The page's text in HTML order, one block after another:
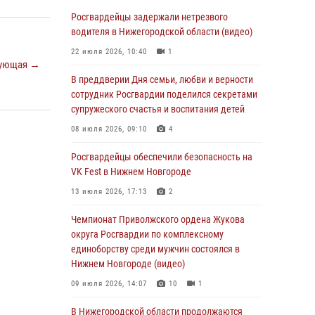
→
Росгвардии «по горячим следам» задержали
правонарушителя за стрельбу
17 июля 2026, 05:17
В Нижегородской области продолжаются
мероприятия в рамках всероссийской
ведомственной акции «Каникулы с
Росгвардейцы обеспечили безопасность на
VK Fest в Нижнем Новгороде
Нижегородские росгвардейцы за
прошедшую неделю выезжали более 750 раз
по сигналу «тревога»
13 июля 2026, 06:45
Росгвардейцы предотвратили серию краж в
Росгвардейцы задержали нетрезвого
водителя в Нижегородской области (видео)
22 июля 2026, 10:40 1
В преддверии Дня семьи, любви и верности
сотрудник Росгвардии поделился секретами
супружеского счастья и воспитания детей
08 июля 2026, 09:10 4
Росгвардейцы обеспечили безопасность на
VK Fest в Нижнем Новгороде
13 июля 2026, 17:13 2
Чемпионат Приволжского ордена Жукова
округа Росгвардии по комплексному
единоборству среди мужчин состоялся в
Нижнем Новгороде (видео)
09 июля 2026, 14:07 10 1
В Нижегородской области продолжаются